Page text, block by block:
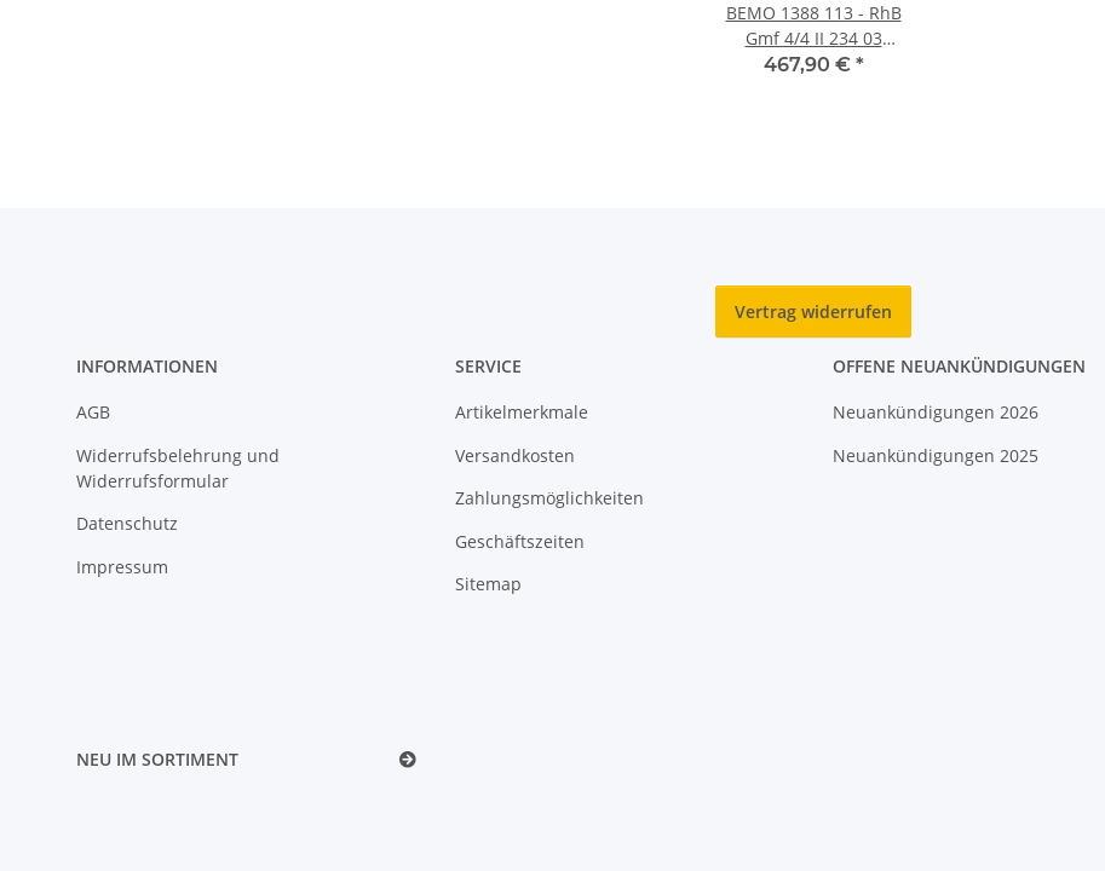
BEMO 1388 113 - RhB
Gmf 4/4 II 234 03
"Albula" D3
467,90 € *
Vertrag widerrufen
INFORMATIONEN
AGB
Widerrufsbelehrung und
Widerrufsformular
Datenschutz
Impressum
SERVICE
Artikelmerkmale
Versandkosten
Zahlungsmöglichkeiten
Geschäftszeiten
Sitemap
OFFENE NEUANKÜNDIGUNGEN
Neuankündigungen 2026
Neuankündigungen 2025
NEU IM SORTIMENT